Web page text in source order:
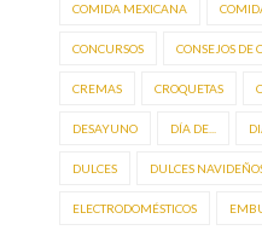
COMIDA MEXICANA
CONCURSOS CONSEJOS DE
CREMAS CROQUETAS
DESAYUNO DÍA DE...
DULCES DULCES
ELECTRODOMÉSTICOS